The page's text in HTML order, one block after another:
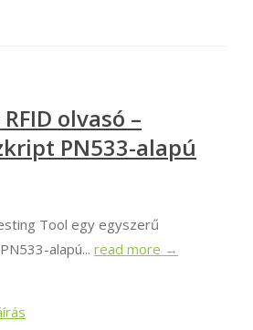
olvasó –
PN533-alapú
Tool egy egyszerű
alapú... read more →